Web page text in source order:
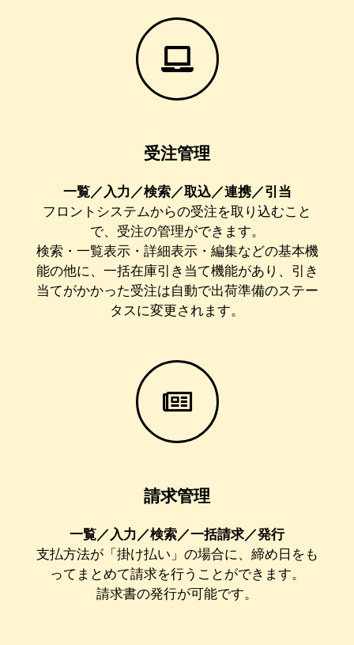
受注管理
一覧／入力／検索／取込／連携／引当
フロントシステムからの受注を取り込むこと
で、受注の管理ができます。
検索・一覧表示・詳細表示・編集などの基本機
能の他に、一括在庫引き当て機能があり、引き
当てがかかった受注は自動で出荷準備のステー
タスに変更されます。
請求管理
一覧／入力／検索／一括請求／発行
支払方法が「掛け払い」の場合に、締め日をも
ってまとめて請求を行うことができます。
請求書の発行が可能です。